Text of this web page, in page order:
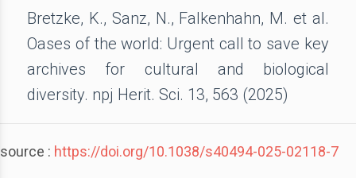
Bretzke, K., Sanz, N., Falkenhahn, M. et al.
Oases of the world: Urgent call to save key
archives for cultural and biological
diversity. npj Herit. Sci. 13, 563 (2025)
source : https://doi.org/10.1038/s40494-025-02118-7